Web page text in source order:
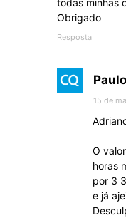
todas minhas
Obrigado
Resposta
15 de
O
horas
por 3
e já